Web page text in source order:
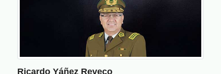
Ricardo Yáñez Reveco